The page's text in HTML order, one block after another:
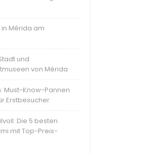
Mérida am
und
von Mérida
Must-Know-Pannen
Erstbesucher
Die 5 besten
mit Top-Preis-